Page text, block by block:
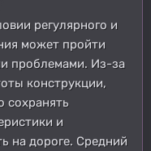
регулярного и
может пройти
проблемами. Из-за
конструкции,
сохранять
и
на дороге. Средний